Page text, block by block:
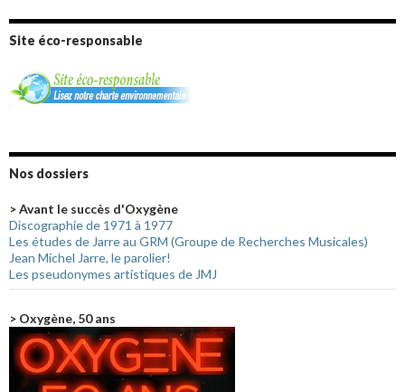
Site éco-responsable
Nos dossiers
> Avant le succès d'Oxygène
Discographie de 1971 à 1977
Les études de Jarre au GRM (Groupe de Recherches Musicales)
Jean Michel Jarre, le parolier!
Les pseudonymes artistiques de JMJ
> Oxygène, 50 ans